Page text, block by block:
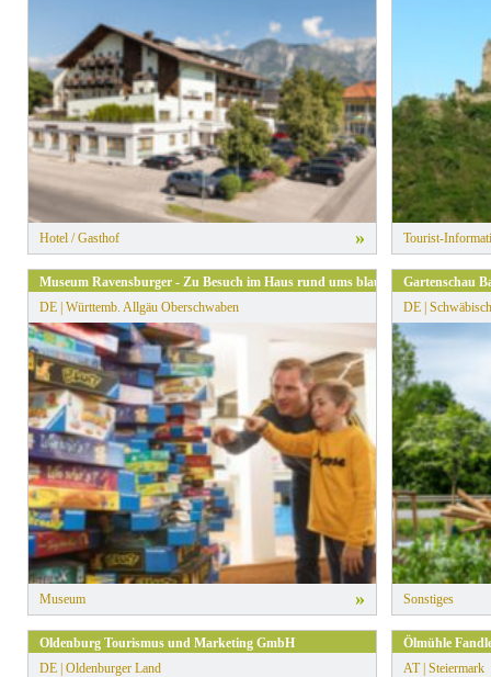
Hotel / Gasthof » Tourist-
Museum Ravensburger - Zu Besuch im Haus rund ums blaue Dreieck
DE | Württemb. Allgäu Oberschwaben
Museum »
Gartenschau
DE |
Sonstiges
Oldenburg Tourismus und Marketing GmbH
DE | Oldenburger Land
Ölmühle
AT | Steiermark